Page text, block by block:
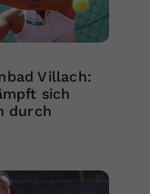
Villach:
sich
durch